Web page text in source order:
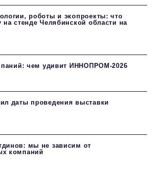
роботы и экопроекты: что
на стенде Челябинской области на
чем удивит ИННОПРОМ‑2026
даты проведения выставки
мы не зависим от
компаний